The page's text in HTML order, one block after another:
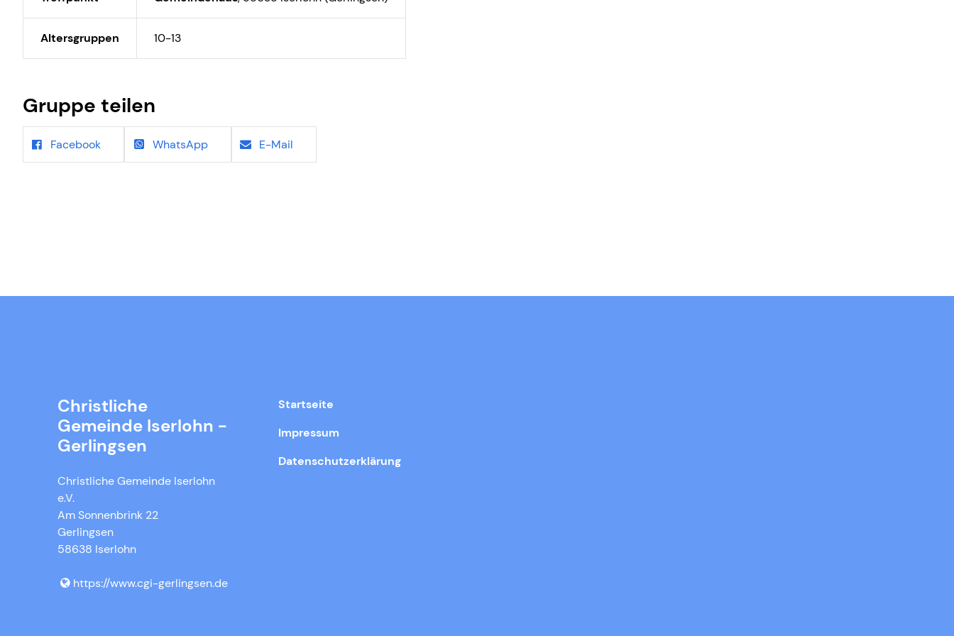
Altersgruppen 10-13
Gruppe teilen
Facebook WhatsApp E-Mail
Christliche
Gemeinde Iserlohn -
Gerlingsen
Christliche Gemeinde Iserlohn
e.V.
Am Sonnenbrink 22
Gerlingsen
58638 Iserlohn
https://www.​cgi-gerlingsen.​de
Startseite
Impressum
Datenschutzerklärung